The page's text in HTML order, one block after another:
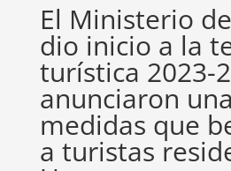
El Ministerio
dio inicio a la
turística 2023-
anunciaron
medidas que
a turistas